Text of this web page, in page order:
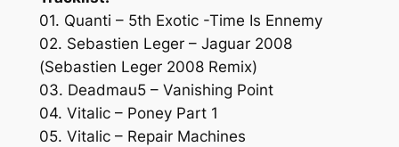
01. Quanti – 5th Exotic -Time Is Ennemy
02. Sebastien Leger – Jaguar 2008
(Sebastien Leger 2008 Remix)
03. Deadmau5 – Vanishing Point
04. Vitalic – Poney Part 1
05. Vitalic – Repair Machines